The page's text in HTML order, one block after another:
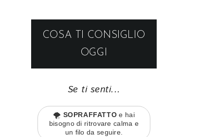
COSA TI CONSIGLIO
OGGI
Se ti senti...
🌪️ SOPRAFFATTO e hai
bisogno di ritrovare calma e
un filo da seguire.